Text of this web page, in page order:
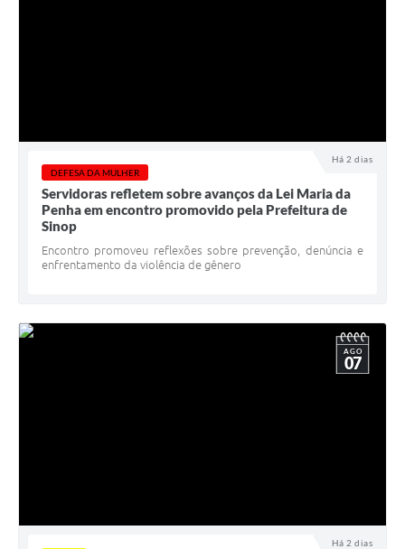
Há 2 dias
DEFESA DA MULHER
Servidoras refletem sobre avanços da Lei Maria da
Penha em encontro promovido pela Prefeitura de
Sinop
Encontro promoveu reflexões sobre prevenção, denúncia e
enfrentamento da violência de gênero
Há 2 dias
AGO
07